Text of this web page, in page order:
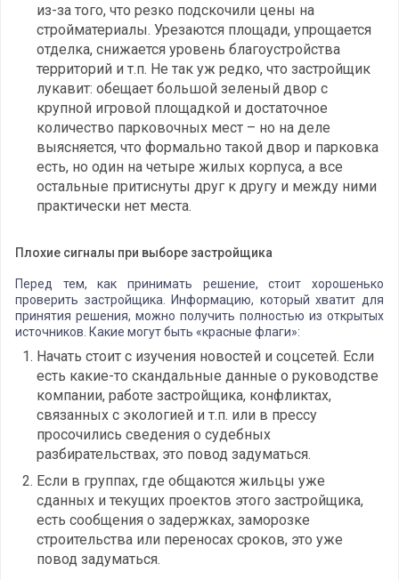
из-за того, что резко подскочили цены на
стройматериалы. Урезаются площади, упрощается
отделка, снижается уровень благоустройства
территорий и т.п. Не так уж редко, что застройщик
лукавит: обещает большой зеленый двор с
крупной игровой площадкой и достаточное
количество парковочных мест – но на деле
выясняется, что формально такой двор и парковка
есть, но один на четыре жилых корпуса, а все
остальные притиснуты друг к другу и между ними
практически нет места.
Плохие сигналы при выборе застройщика
Перед тем, как принимать решение, стоит хорошенько
проверить застройщика. Информацию, который хватит для
принятия решения, можно получить полностью из открытых
источников. Какие могут быть «красные флаги»:
Начать стоит с изучения новостей и соцсетей. Если
есть какие-то скандальные данные о руководстве
компании, работе застройщика, конфликтах,
связанных с экологией и т.п. или в прессу
просочились сведения о судебных
разбирательствах, это повод задуматься.
Если в группах, где общаются жильцы уже
сданных и текущих проектов этого застройщика,
есть сообщения о задержках, заморозке
строительства или переносах сроков, это уже
повод задуматься.